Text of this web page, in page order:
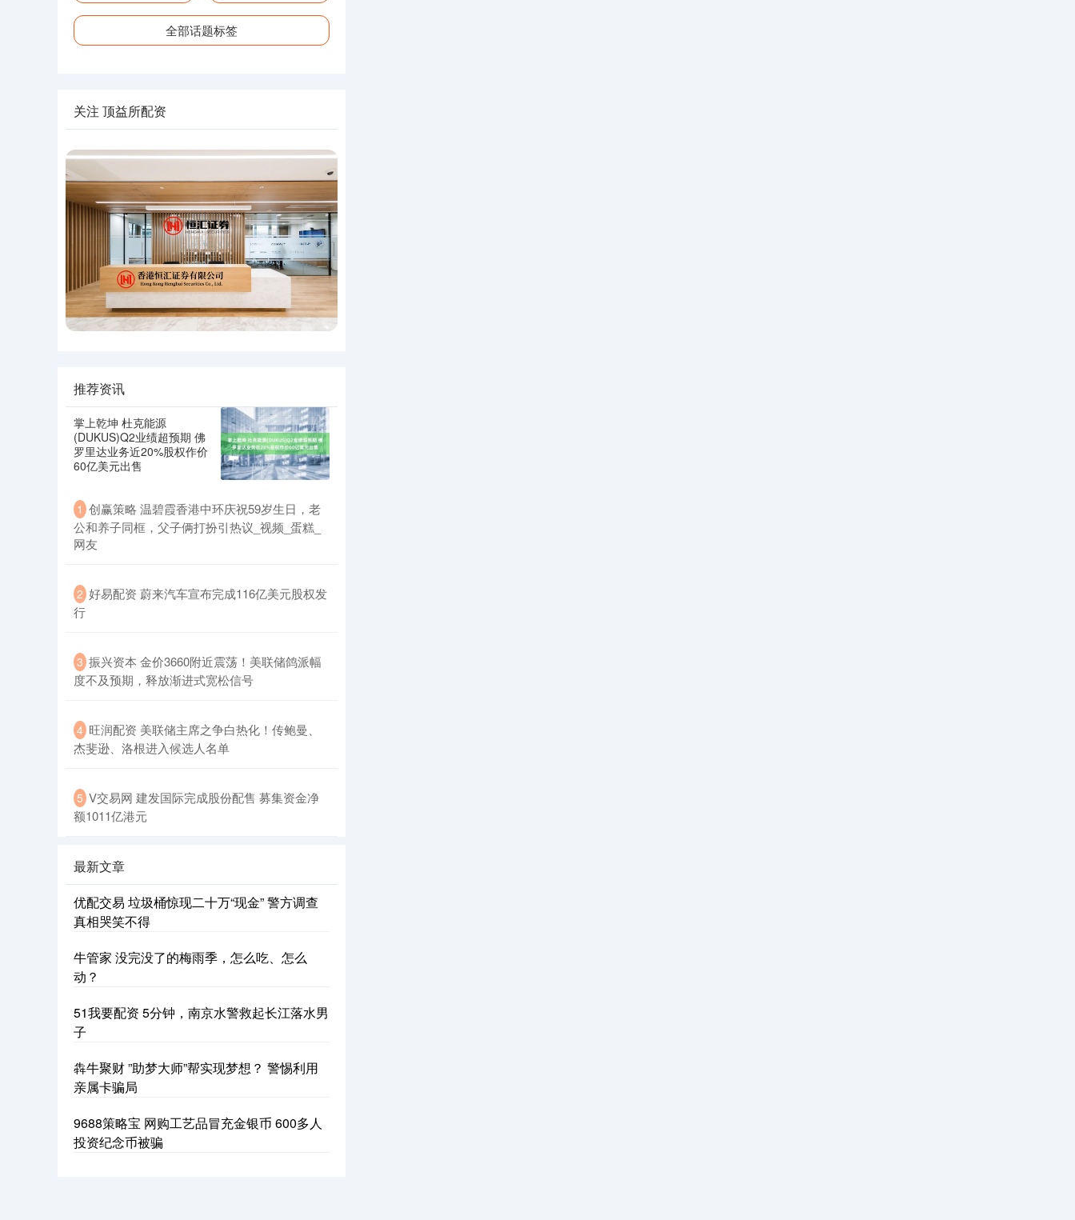
全部话题标签
关注 顶益所配资
推荐资讯
掌上乾坤 杜克能源
(DUKUS)Q2业绩超预期 佛
罗里达业务近20%股权作价
60亿美元出售
1 创赢策略 温碧霞香港中环庆祝59岁生日，老
公和养子同框，父子俩打扮引热议_视频_蛋糕_
网友
2 好易配资 蔚来汽车宣布完成116亿美元股权发
行
3 振兴资本 金价3660附近震荡！美联储鸽派幅
度不及预期，释放渐进式宽松信号
4 旺润配资 美联储主席之争白热化！传鲍曼、
杰斐逊、洛根进入候选人名单
5 V交易网 建发国际完成股份配售 募集资金净
额1011亿港元
最新文章
优配交易 垃圾桶惊现二十万“现金” 警方调查
真相哭笑不得
牛管家 没完没了的梅雨季，怎么吃、怎么
动？
51我要配资 5分钟，南京水警救起长江落水男
子
犇牛聚财 ”助梦大师”帮实现梦想？ 警惕利用
亲属卡骗局
9688策略宝 网购工艺品冒充金银币 600多人
投资纪念币被骗